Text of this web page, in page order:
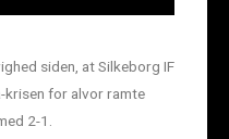
siden, at Silkeborg IF
krisen for alvor ramte
2-1.